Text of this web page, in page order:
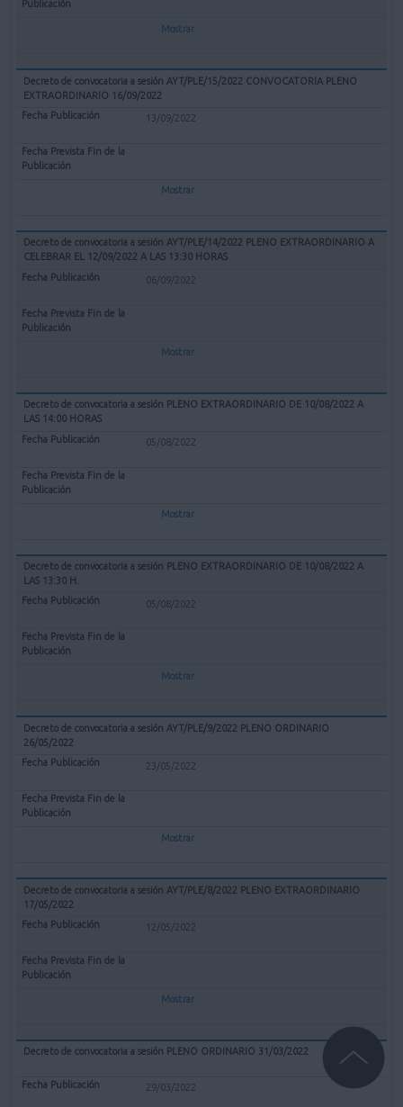
Mostrar
Decreto de convocatoria a sesión AYT/PLE/15/2022 CONVOCATORIA PLENO
EXTRAORDINARIO 16/09/2022
13/09/2022
Mostrar
Decreto de convocatoria a sesión AYT/PLE/14/2022 PLENO EXTRAORDINARIO A
CELEBRAR EL 12/09/2022 A LAS 13:30 HORAS
06/09/2022
Mostrar
Decreto de convocatoria a sesión PLENO EXTRAORDINARIO DE 10/08/2022 A
LAS 14:00 HORAS
05/08/2022
Mostrar
Decreto de convocatoria a sesión PLENO EXTRAORDINARIO DE 10/08/2022 A
LAS 13:30 H.
05/08/2022
Mostrar
Decreto de convocatoria a sesión AYT/PLE/9/2022 PLENO ORDINARIO
26/05/2022
23/05/2022
Mostrar
Decreto de convocatoria a sesión AYT/PLE/8/2022 PLENO EXTRAORDINARIO
17/05/2022
12/05/2022
Mostrar
Decreto de convocatoria a sesión PLENO ORDINARIO 31/03/2022
29/03/2022